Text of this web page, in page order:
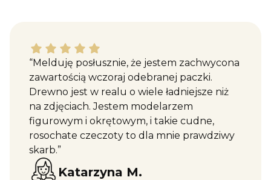
Katarzyna M. dał ocenę: 5
“Melduję posłusznie, że jestem zachwycona
zawartością wczoraj odebranej paczki.
Drewno jest w realu o wiele ładniejsze niż
na zdjęciach. Jestem modelarzem
figurowym i okrętowym, i takie cudne,
rosochate czeczoty to dla mnie prawdziwy
skarb.”
Katarzyna M.